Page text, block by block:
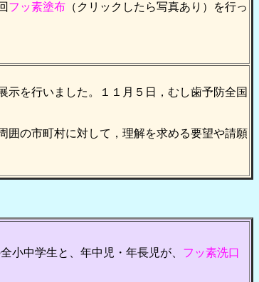
フッ素塗布 （クリックしたら写真あり）を行っ
示を行いました。１１月５日，むし歯予防全国
囲の市町村に対して，理解を求める要望や請願
小中学生と、年中児・年長児が、 フッ素洗口